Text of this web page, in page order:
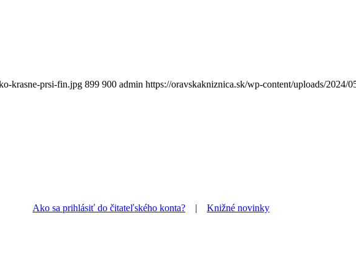
krasne-prsi-fin.jpg 899 900 admin https://oravskakniznica.sk/wp-content/uploads/2024/
Ako sa prihlásiť do čitateľského konta? | Knižné novinky